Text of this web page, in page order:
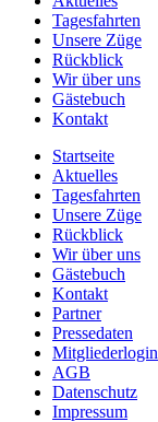
Tagesfahrten
Unsere Züge
Rückblick
Wir über uns
Gästebuch
Kontakt
Startseite
Aktuelles
Tagesfahrten
Unsere Züge
Rückblick
Wir über uns
Gästebuch
Kontakt
Partner
Pressedaten
Mitgliederlogin
AGB
Datenschutz
Impressum